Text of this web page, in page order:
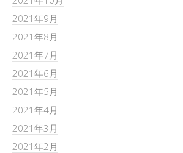
2021年9月
2021年8月
2021年7月
2021年6月
2021年5月
2021年4月
2021年3月
2021年2月